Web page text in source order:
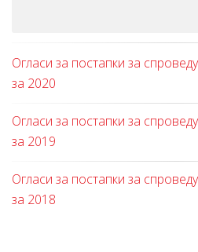
Огласи за постапки за
за 2020
Огласи за постапки за
за 2019
Огласи за постапки за
за 2018